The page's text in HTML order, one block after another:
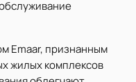
Emaar, признанным
жилых комплексов